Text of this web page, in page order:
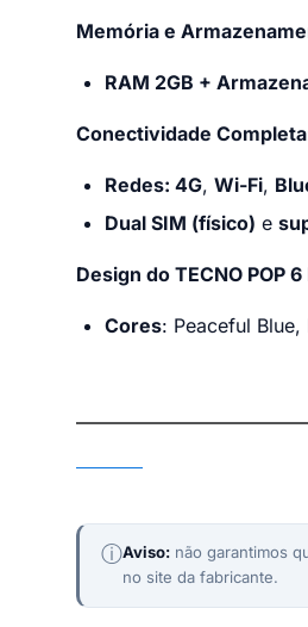
Memória e
RAM 2GB +
Conectividade Completa
Redes: 4G, Wi-Fi,
Dual SIM (físico) e
Design do TECNO POP 6
Cores: Peaceful Blue,
ⓘAviso:não garantimos
no site da fabricante.